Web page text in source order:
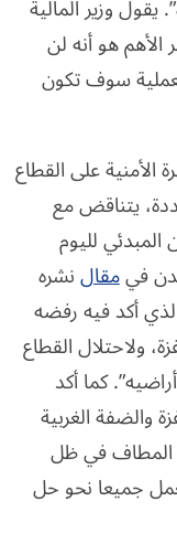
يقول وزير المالية
الأهم هو أنه لن
سوف تكون
الأمنية على القطاع
يتناقض مع
لليوم
فيمقالنشره
أكد فيه رفضه
ولاحتلال القطاع
كما أكد
والضفة الغربية
المطاف في ظل
جميعا نحو حل